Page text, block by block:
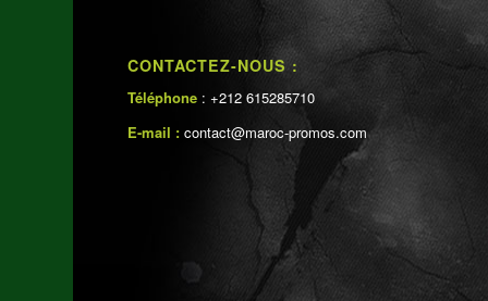
CONTACTEZ-NOUS :
Téléphone : +212 615285710
E-mail : contact@maroc-promos.com